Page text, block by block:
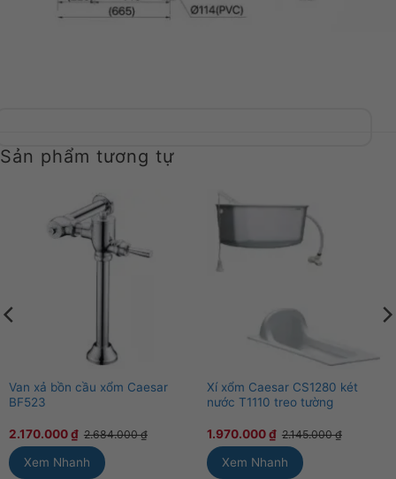
Sản phẩm tương tự
Van xả bồn cầu xổm Caesar
BF523
2.170.000₫ 2.684.000₫
Xem Nhanh
Xí xổm Caesar CS1280 két
nước T1110 treo tường
1.970.000₫ 2.145.000₫
Xem Nhanh